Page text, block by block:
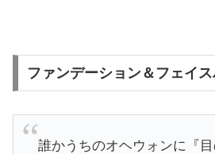
ファンデーション＆フェイ
誰かうちのオヘウォンに『